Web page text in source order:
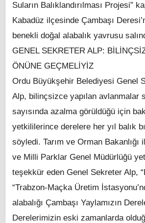
Suların Balıklandırılması Projesi”
Kabadüz ilçesinde Çambaşı
benekli doğal alabalık yavrusu
GENEL SEKRETER ALP:
ÖNÜNE GEÇMELİYİZ
Ordu Büyükşehir Belediyesi Genel
Alp, bilinçsizce yapılan avlanmalar
sayısında azalma görüldüğü için
yetkililerince derelere her yıl balık
söyledi. Tarım ve Orman Bakanlığı
ve Milli Parklar Genel Müdürlüğü
teşekkür eden Genel Sekreter Alp,
“Trabzon-Maçka Üretim
alabalığı Çambaşı Yaylamızın
Derelerimizin eski zamanlarda